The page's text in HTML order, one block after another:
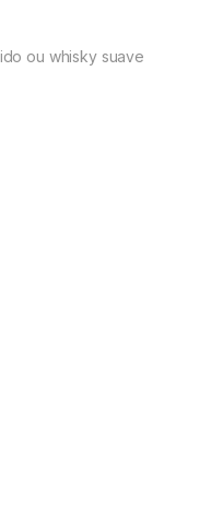
ou whisky suave